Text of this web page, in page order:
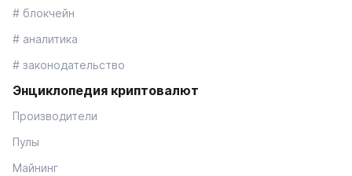
# блокчейн
# аналитика
# законодательство
Энциклопедия криптовалют
Производители
Пулы
Майнинг